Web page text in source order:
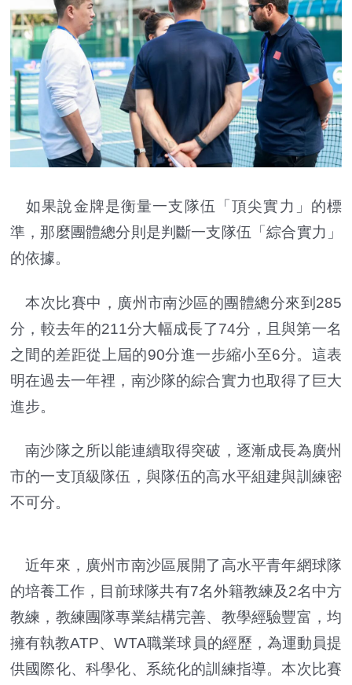
如果說金牌是衡量一支隊伍「頂尖實力」的標
準，那麼團體總分則是判斷一支隊伍「綜合實力」
的依據。
本次比賽中，廣州市南沙區的團體總分來到285
分，較去年的211分大幅成長了74分，且與第一名
之間的差距從上屆的90分進一步縮小至6分。這表
明在過去一年裡，南沙隊的綜合實力也取得了巨大
進步。
南沙隊之所以能連續取得突破，逐漸成長為廣州
市的一支頂級隊伍，與隊伍的高水平組建與訓練密
不可分。
近年來，廣州市南沙區展開了高水平青年網球隊
的培養工作，目前球隊共有7名外籍教練及2名中方
教練，教練團隊專業結構完善、教學經驗豐富，均
擁有執教ATP、WTA職業球員的經歷，為運動員提
供國際化、科學化、系統化的訓練指導。本次比賽